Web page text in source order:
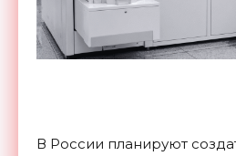
В России планируют